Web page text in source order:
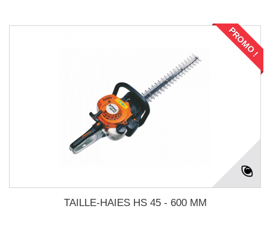
PROMO !
TAILLE-HAIES HS 45 - 600 MM